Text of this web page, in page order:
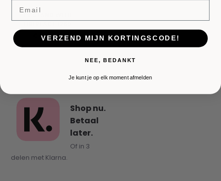
TV STAND WITH
€ 1.750,-
Shop nu.
Betaal
later.
Of in 3
delen met Klarna.
VERZEND MIJN KORTINGSCODE!
NEE, BEDANKT
Je kunt je op elk moment afmelden